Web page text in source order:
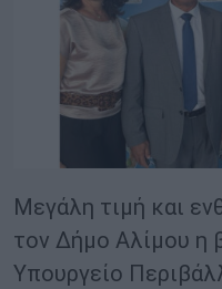
Μεγάλη τιμή και
τον Δήμο Αλίμου η
Υπουργείο